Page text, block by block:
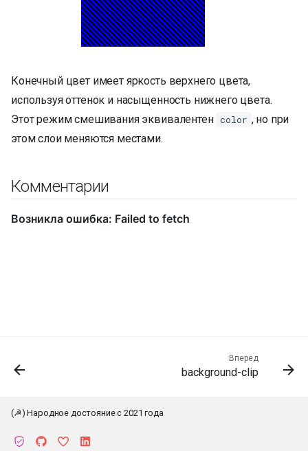
Конечный цвет имеет яркость верхнего цвета,
используя оттенок и насыщенность нижнего цвета.
Этот режим смешивания эквивалентен color , но при
этом слои меняются местами.
Комментарии
К началу
Вперед
background-clip
(☭) Народное достояние с 2021 года